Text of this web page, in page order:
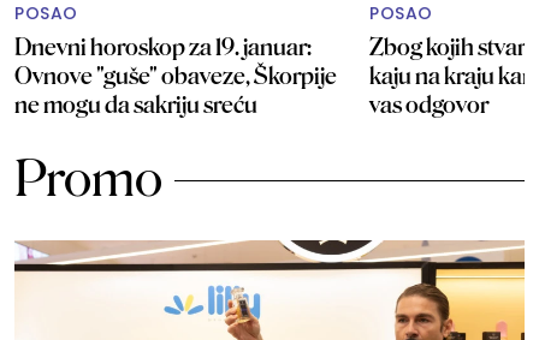
POSAO
Dnevni horoskop za 19. januar:
Ovnove "guše" obaveze, Škorpije
ne mogu da sakriju sreću
POSAO
Zbog kojih stvari
kaju na kraju
vas odgovor
Promo